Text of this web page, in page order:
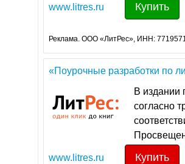
www.litres.ru Купить
Реклама. ООО «ЛитРес», ИНН:
«Поурочные разработки по
В издании
согласно
www.litres.ru Купить